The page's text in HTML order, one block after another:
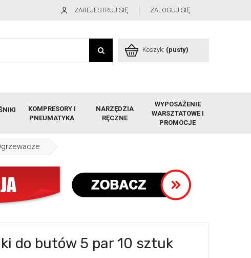
ZAREJESTRUJ SIĘ ZALOGUJ SIĘ
Koszyk: (pusty)
KOMPRESORY I
PNEUMATYKA
NARZĘDZIA
RĘCZNE
WYPOSAŻENIE
WARSZTATOWE I
PROMOCJE
do butów 5 par 10 sztuk